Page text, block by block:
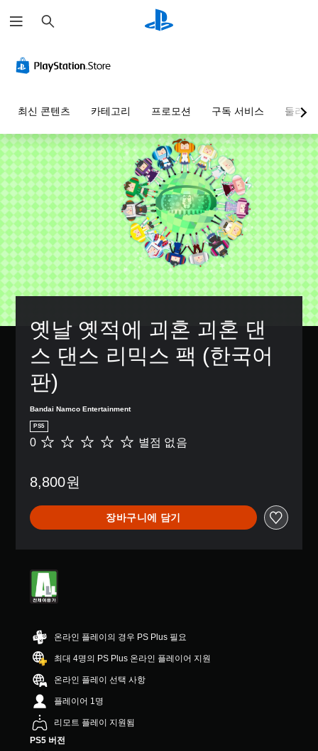
색
최신 콘텐츠 카테고리 프로모션 구독 서비스 둘러보
옛날 옛적에 괴혼 괴혼 댄
스 댄스 리믹스 팩 (한국어
판)
Bandai Namco Entertainment
PS5
별
음
0 별점 없음
8,800원
장바구니에 담기
온라인 플레이의 경우 PS Plus 필요
최대 4명의 PS Plus 온라인 플레이어 지원
온라인 플레이 선택 사항
플레이어 1명
리모트 플레이 지원됨
PS5 버전